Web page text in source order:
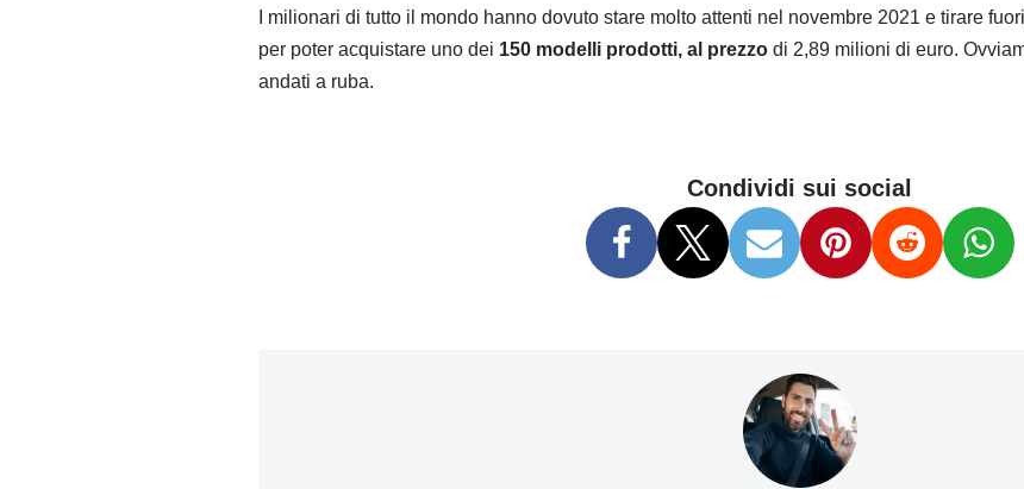
I milionari di tutto il mondo hanno dovuto stare molto attenti nel novembre 2021 e tirare
per poter acquistare uno dei 150 modelli prodotti, al prezzodi 2,89 milioni di euro.
andati a ruba.
Condividi sui social